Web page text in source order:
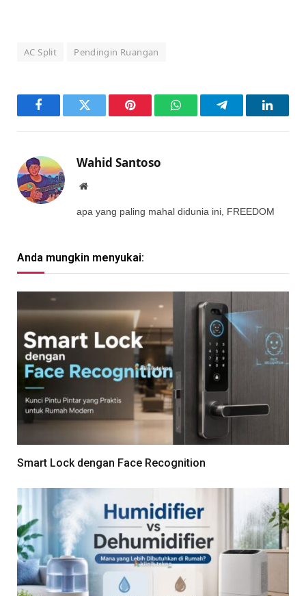
AC Split Pendingin Ruangan
FacebookTwitter Pinterest WhatsAppTelegram
Wahid Santoso
Website
apa yang paling mahal didunia ini, FREEDOM
Anda mungkin menyukai:
Smart Lock dengan Face Recognition